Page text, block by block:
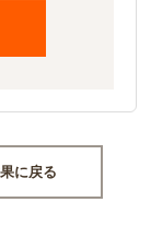
に戻る